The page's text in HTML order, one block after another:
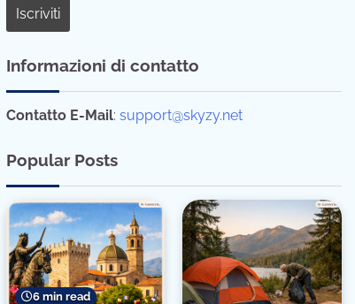
Informazioni di contatto
Contatto E-Mail: support@skyzy.net
Popular Posts
6 min read